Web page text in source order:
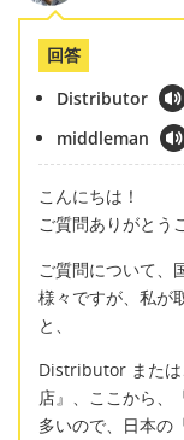
回答
Distributor
middleman
こんにちは！
ご質問ありがとう
ご質問について、
様々ですが、私が
と、
Distributor または
店』、ここから、
多いので、日本の